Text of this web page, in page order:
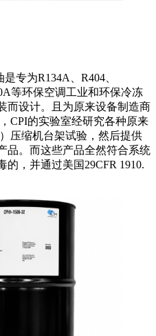
专为R134A、R404、
等环保空调工业和环保冷冻
而设计。且为原来设备制造商
CPI的实验室经研究各种原来
压缩机台架试验，然后提供
品。而这些产品全然符合系统
的，并通过美国29CFR 1910.